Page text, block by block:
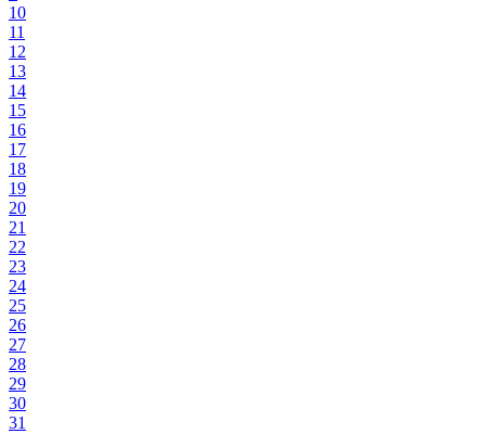
10
11
12
13
14
15
16
17
18
19
20
21
22
23
24
25
26
27
28
29
30
31